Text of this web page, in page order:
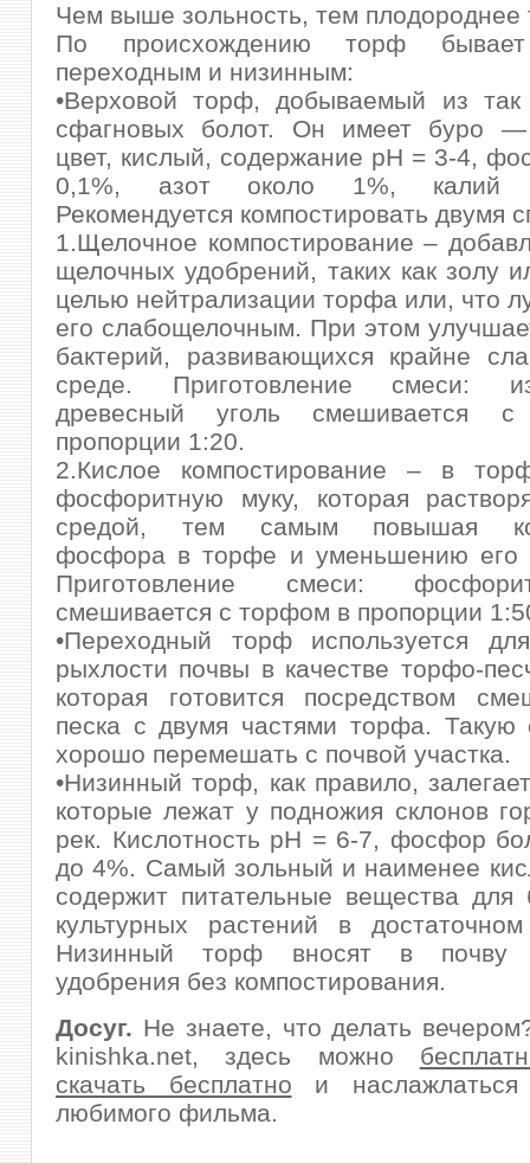
Чем выше зольность, тем плодороднее
По происхождению торф
переходным и низинным:
•Верховой торф, добываемый из
сфагновых болот. Он имеет буро —
цвет, кислый, содержание pH = 3-4,
0,1%, азот около 1%, калий
Рекомендуется компостировать двумя
1.Щелочное компостирование –
щелочных удобрений, таких как золу
целью нейтрализации торфа или, что
его слабощелочным. При этом
бактерий, развивающихся крайне
среде. Приготовление смеси:
древесный уголь смешивается
пропорции 1:20.
2.Кислое компостирование – в
фосфоритную муку, которая
средой, тем самым повышая
фосфора в торфе и уменьшению его
Приготовление смеси:
смешивается с торфом в пропорции
•Переходный торф используется
рыхлости почвы в качестве торфо-
которая готовится посредством
песка с двумя частями торфа. Такую
хорошо перемешать с почвой участка.
•Низинный торф, как правило,
которые лежат у подножия склонов
рек. Кислотность pH = 6-7, фосфор
до 4%. Самый зольный и наименее
содержит питательные вещества для
культурных растений в достаточном
Низинный торф вносят в почву
удобрения без компостирования.
Досуг. Не знаете, что делать
kinishka.net, здесь можно
скачать бесплатно и наслажлаться
любимого фильма.